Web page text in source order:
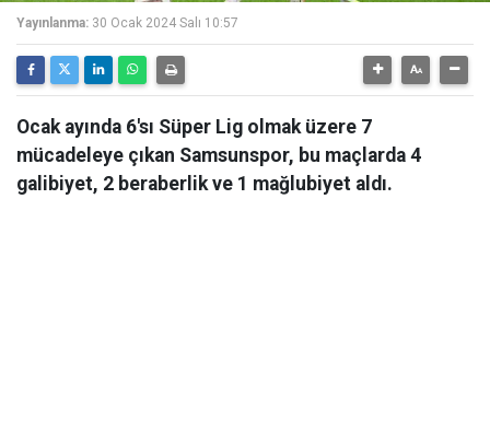
Yayınlanma: 30 Ocak 2024 Salı 10:57
Ocak ayında 6'sı Süper Lig olmak üzere 7
mücadeleye çıkan Samsunspor, bu maçlarda 4
galibiyet, 2 beraberlik ve 1 mağlubiyet aldı.